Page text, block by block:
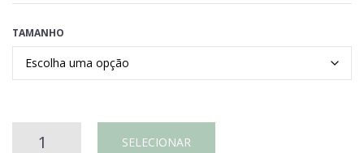
TAMANHO
BANDEJA SELECIONAR